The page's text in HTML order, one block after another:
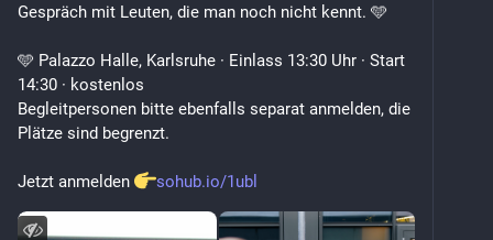
Gespräch mit Leuten, die man noch nicht kennt. 🩵
🩵 Palazzo Halle, Karlsruhe · Einlass 13:30 Uhr · Start
14:30 · kostenlos
Begleitpersonen bitte ebenfalls separat anmelden, die
Plätze sind begrenzt.
Jetzt anmelden sohub.io/1ubl